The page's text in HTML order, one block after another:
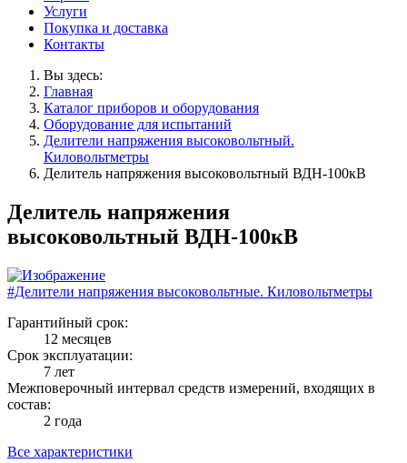
Услуги
Покупка и доставка
Контакты
Вы здесь:
Главная
Каталог приборов и оборудования
Оборудование для испытаний
Делители напряжения высоковольтный.
Киловольтметры
Делитель напряжения высоковольтный ВДН-100кВ
Делитель напряжения
высоковольтный ВДН-100кВ
#Делители напряжения высоковольтные. Киловольтметры
Гарантийный срок:
12 месяцев
Срок эксплуатации:
7 лет
Межповерочный интервал средств измерений, входящих в
состав:
2 года
Все характеристики